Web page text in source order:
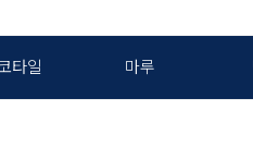
타일 마루